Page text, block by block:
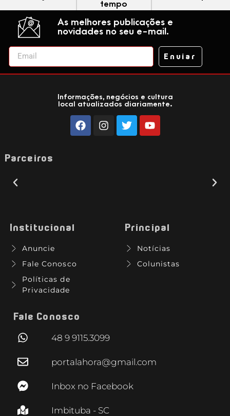
tempo
As melhores publicações e
novidades no seu e-mail.
Enviar
Informações, negócios e cultura
local atualizados diariamente.
Parceiros
Institucional
Anuncie
Fale Conosco
Políticas de
Privacidade
Principal
Notícias
Colunistas
Fale Conosco
48 9 9115.3099
portalahora@gmail.com
Inbox no Facebook
Imbituba - SC